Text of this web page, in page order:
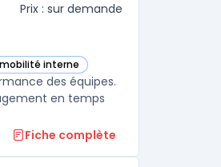
Prix : sur demande
interne
des équipes.
en temps
Fiche complète